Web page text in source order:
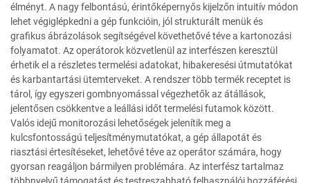
élményt. A nagy felbontású, érintőképernyős kijelzőn intuitív módon
lehet végiglépkedni a gép funkcióin, jól strukturált menük és
grafikus ábrázolások segítségével követhetővé téve a kartonozási
folyamatot. Az operátorok közvetlenül az interfészen keresztül
érhetik el a részletes termelési adatokat, hibakeresési útmutatókat
és karbantartási ütemterveket. A rendszer több termék receptet is
tárol, így egyszeri gombnyomással végezhetők az átállások,
jelentősen csökkentve a leállási időt termelési futamok között.
Valós idejű monitorozási lehetőségek jelenítik meg a
kulcsfontosságú teljesítménymutatókat, a gép állapotát és
riasztási értesítéseket, lehetővé téve az operátor számára, hogy
gyorsan reagáljon bármilyen problémára. Az interfész tartalmaz
többnyelvű támogatást és testreszabható felhasználói hozzáférési